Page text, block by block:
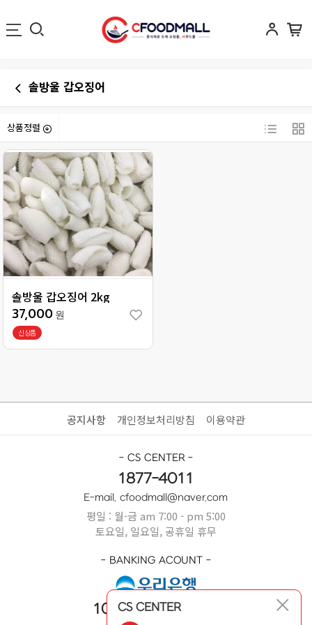
솔방울 갑오징어
상품정렬
솔방울 갑오징어 2kg
37,000원
신상품
공지사항 개인정보처리방침 이용약관
- CS CENTER -
1877-4011
E-mail. cfoodmall@naver.com
평일 : 월-금 am 7:00 - pm 5:00
토요일, 일요일, 공휴일 휴무
- BANKING ACOUNT -
1005-404-669631
CS CENTER